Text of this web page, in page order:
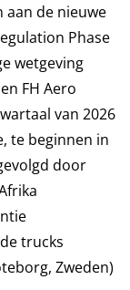
aan de nieuwe
Phase
wetgeving
FH Aero
van 2026
te beginnen in
door
trucks
Zweden)